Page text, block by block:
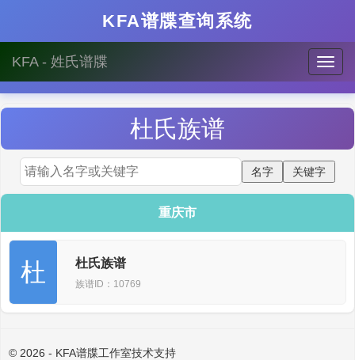
KFA谱牒查询系统
KFA - 姓氏谱牒
杜氏族谱
重庆市
杜 杜氏族谱
族谱ID：10769
© 2026 - KFA谱牒工作室技术支持